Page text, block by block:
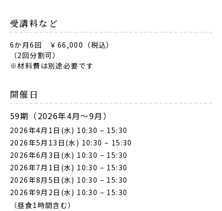
受講料など
6か月6回 ￥66,000（税込）
（2回分割可）
※材料費は別途必要です
開催日
59期（2026年4月〜9月）
2026年4月1日(水) 10:30 – 15:30
2026年5月13日(水) 10:30 – 15:30
2026年6月3日(水) 10:30 – 15:30
2026年7月1日(水) 10:30 – 15:30
2026年8月5日(水) 10:30 – 15:30
2026年9月2日(水) 10:30 – 15:30
（昼食1時間含む）